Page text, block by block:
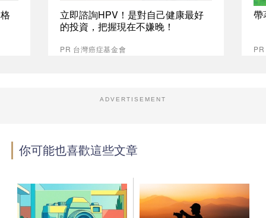
立即諮詢HPV！是對自己健康最好
的投資，把握現在不嫌晚！
PR 台灣癌症基金會
帶
ADVERTISEMENT
你可能也喜歡這些文章